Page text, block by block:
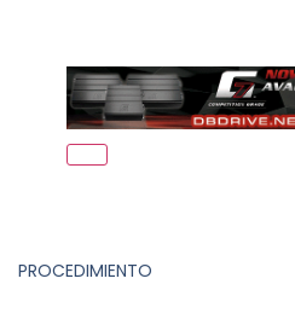
PROCEDIMIENTO